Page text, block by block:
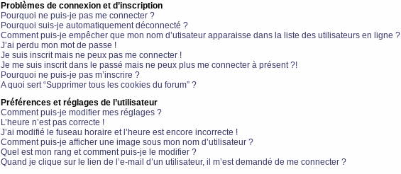
Problèmes de connexion et d’inscription
Pourquoi ne puis-je pas me connecter ?
Pourquoi suis-je automatiquement déconnecté ?
Comment puis-je empêcher que mon nom d’utisateur apparaisse dans la liste des utilisateurs en ligne ?
J’ai perdu mon mot de passe !
Je suis inscrit mais ne peux pas me connecter !
Je me suis inscrit dans le passé mais ne peux plus me connecter à présent ?!
Pourquoi ne puis-je pas m’inscrire ?
A quoi sert “Supprimer tous les cookies du forum” ?
Préférences et réglages de l’utilisateur
Comment puis-je modifier mes réglages ?
L’heure n’est pas correcte !
J’ai modifié le fuseau horaire et l’heure est encore incorrecte !
Comment puis-je afficher une image sous mon nom d’utilisateur ?
Quel est mon rang et comment puis-je le modifier ?
Quand je clique sur le lien de l’e-mail d’un utilisateur, il m’est demandé de me connecter ?